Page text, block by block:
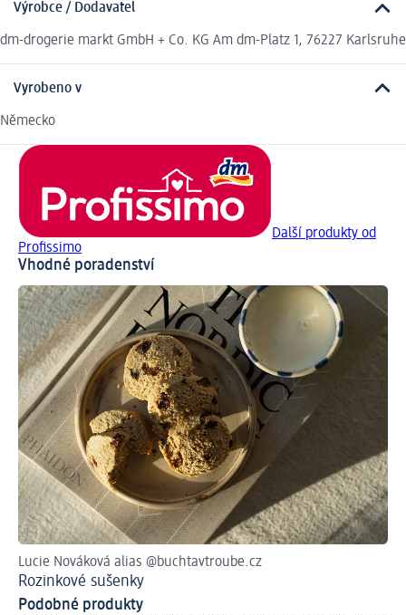
Výrobce / Dodavatel
dm-drogerie markt GmbH + Co. KG Am dm-Platz 1, 76227 Karlsruhe
Vyrobeno v
Německo
Další produkty od
Profissimo
Vhodné poradenství
Lucie Nováková alias @buchtavtroube.cz
Rozinkové sušenky
Podobné produkty